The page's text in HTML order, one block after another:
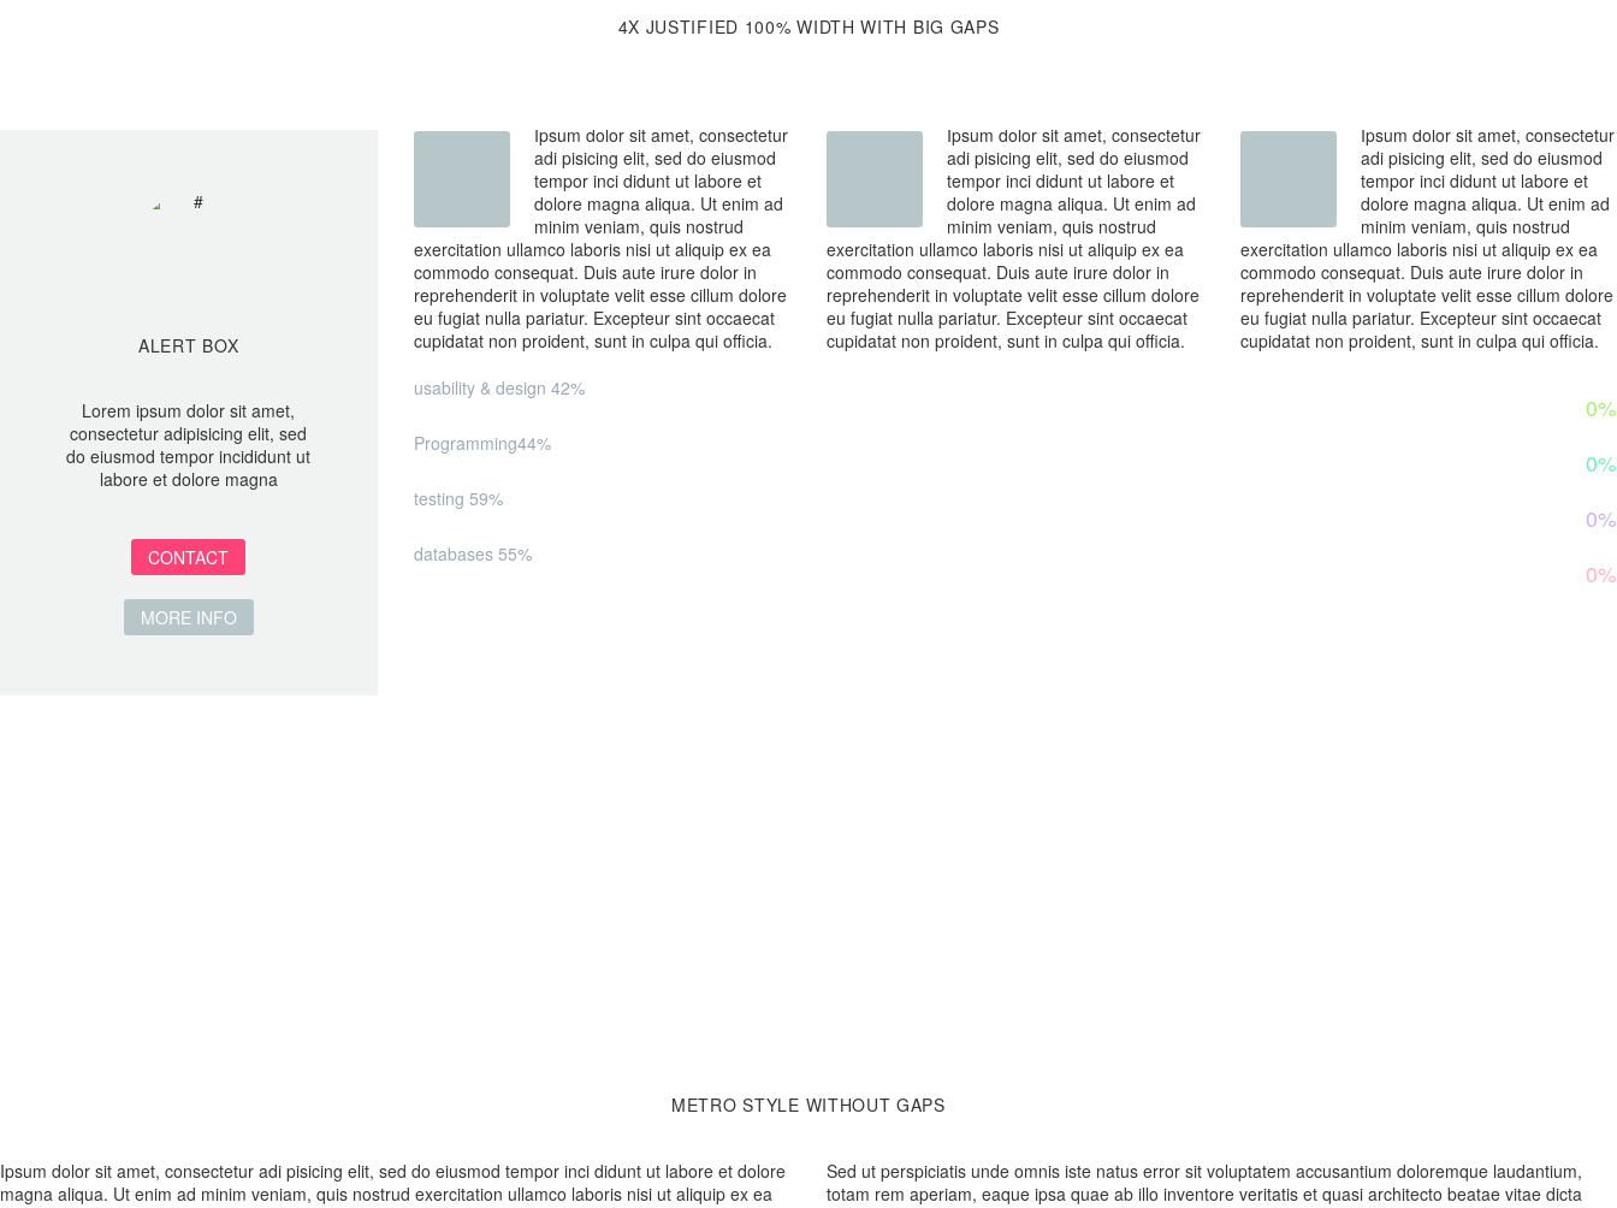
4X JUSTIFIED 100% WIDTHWITH BIG GAPS
ALERT BOX
Lorem ipsum dolor sit amet,
consectetur adipisicing elit, sed
do eiusmod tempor incididunt ut
labore et dolore magna
CONTACT
MORE INFO
Ipsum dolor sit amet, consectetur
adi pisicing elit, sed do eiusmod
tempor inci didunt ut labore et
dolore magna aliqua. Ut enim ad
minim veniam, quis nostrud
exercitation ullamco laboris nisi ut aliquip ex ea
commodo consequat. Duis aute irure dolor in
reprehenderit in voluptate velit esse cillum dolore
eu fugiat nulla pariatur. Excepteur sint occaecat
cupidatat non proident, sunt in culpa qui officia.
Ipsum dolor sit amet, consectetur
adi pisicing elit, sed do eiusmod
tempor inci didunt ut labore et
dolore magna aliqua. Ut enim ad
minim veniam, quis nostrud
exercitation ullamco laboris nisi ut aliquip ex ea
commodo consequat. Duis aute irure dolor in
reprehenderit in voluptate velit esse cillum dolore
eu fugiat nulla pariatur. Excepteur sint occaecat
cupidatat non proident, sunt in culpa qui officia.
Ipsum dolor sit amet, consectetur
adi pisicing elit, sed do eiusmod
tempor inci didunt ut labore et
dolore magna aliqua. Ut enim ad
minim veniam, quis nostrud
exercitation ullamco laboris nisi ut aliquip ex ea
commodo consequat. Duis aute irure dolor in
reprehenderit in voluptate velit esse cillum dolore
eu fugiat nulla pariatur. Excepteur sint occaecat
cupidatat non proident, sunt in culpa qui officia.
usability & design 42%
0%
Programming44%
0%
testing 59%
0%
databases 55%
0%
METRO STYLE WITHOUT GAPS
Ipsum dolor sit amet, consectetur adi pisicing elit, sed do eiusmod tempor inci didunt ut labore et dolore
magna aliqua. Ut enim ad minim veniam, quis nostrud exercitation ullamco laboris nisi ut aliquip ex ea
Sed ut perspiciatis unde omnis iste natus error sit voluptatem accusantium doloremque laudantium,
totam rem aperiam, eaque ipsa quae ab illo inventore veritatis et quasi architecto beatae vitae dicta